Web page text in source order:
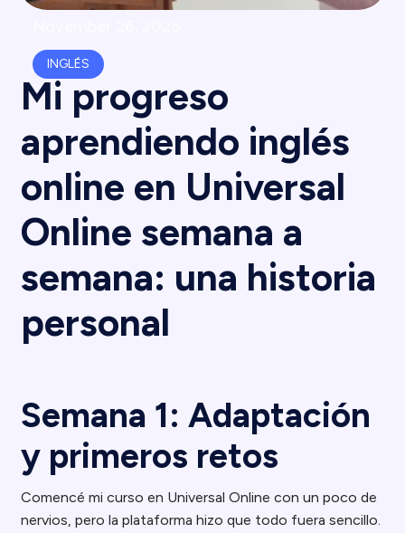
INGLÉS
Mi progreso
aprendiendo inglés
online en Universal
Online semana a
semana: una historia
personal
Semana 1: Adaptación
y primeros retos
Comencé mi curso en Universal Online con un poco de
nervios, pero la plataforma hizo que todo fuera sencillo.